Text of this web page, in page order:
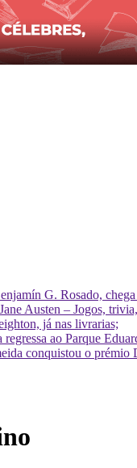
G. Rosado,
Austen – Jogos,
já nas livrarias;
ao Parque
conquistou o